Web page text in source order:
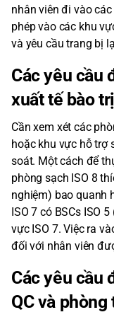
nhân viên đi vào
phép vào các khu
và yêu cầu trang bị
Các yêu cầu
xuất tế bào
Cần xem xét các
hoặc khu vực hỗ trợ
soát. Một cách để
phòng sạch ISO 8
nghiệm) bao quanh
ISO 7 có BSCs ISO
vực ISO 7. Việc ra
đối với nhân viên
Các yêu cầu
QC và